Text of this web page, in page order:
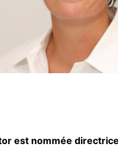
est nommée